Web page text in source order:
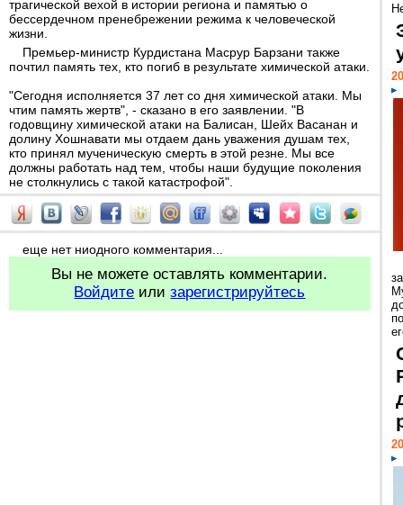
трагической вехой в истории региона и памятью о
бессердечном пренебрежении режима к человеческой
жизни.
Премьер-министр Курдистана Масрур Барзани также
почтил память тех, кто погиб в результате химической атаки.
"Сегодня исполняется 37 лет со дня химической атаки. Мы
чтим память жертв", - сказано в его заявлении. "В
годовщину химической атаки на Балисан, Шейх Васанан и
долину Хошнавати мы отдаем дань уважения душам тех,
кто принял мученическую смерть в этой резне. Мы все
должны работать над тем, чтобы наши будущие поколения
не столкнулись с такой катастрофой".
еще нет ниодного комментария...
Вы не можете оставлять комментарии.
Войдите илизарегистрируйтесь